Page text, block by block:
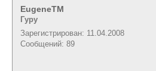
EugeneTM
Гуру
Зарегистрирован: 11.04.2008
Сообщений: 89